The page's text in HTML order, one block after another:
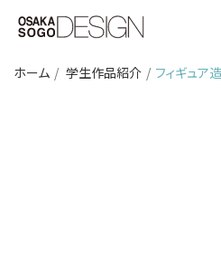
ホーム 学生作品紹介 フィギュ